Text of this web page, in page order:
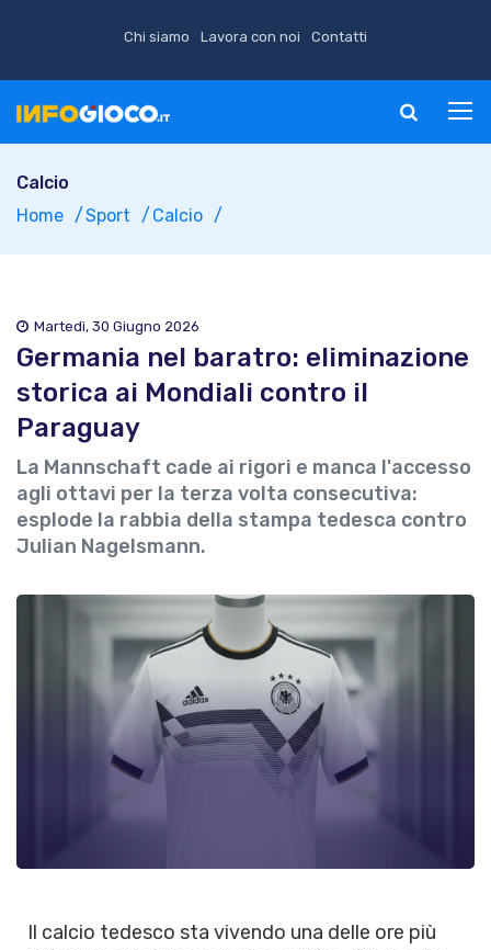
Chi siamo Lavora con noi Contatti
Calcio
Home
Sport Calcio
Martedì, 30 Giugno 2026
Germania nel baratro: eliminazione
storica ai Mondiali contro il
Paraguay
La Mannschaft cade ai rigori e manca l'accesso
agli ottavi per la terza volta consecutiva:
esplode la rabbia della stampa tedesca contro
Julian Nagelsmann.
Il calcio tedesco sta vivendo una delle ore più